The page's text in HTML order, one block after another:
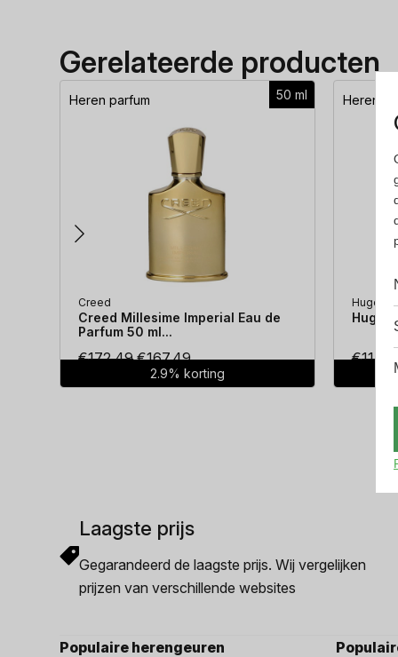
Gerelateerde producten
50 ml
Heren parfum
Creed
Creed Millesime Imperial Eau de
Parfum 50 ml...
€172.49Oorspronkelijke
prijs
€167.49Huidige
prijs
2.9% korting
Heren
Hugo
Hugo
€114.38
Laagste prijs
Gegarandeerd de laagste prijs. Wij vergelijken
prijzen van verschillende websites
Populaire herengeuren